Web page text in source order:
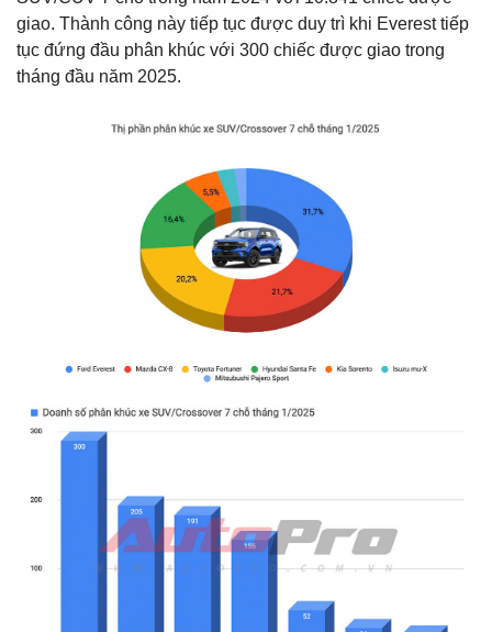
giao. Thành công này tiếp tục được duy trì khi Everest tiếp
tục đứng đầu phân khúc với 300 chiếc được giao trong
tháng đầu năm 2025.